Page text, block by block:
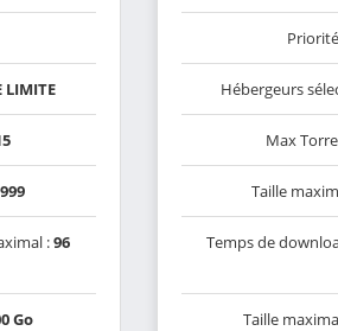
LIMITE
999
:96
Go
Hébergeurs
Max
Taille
Temps de
Taille